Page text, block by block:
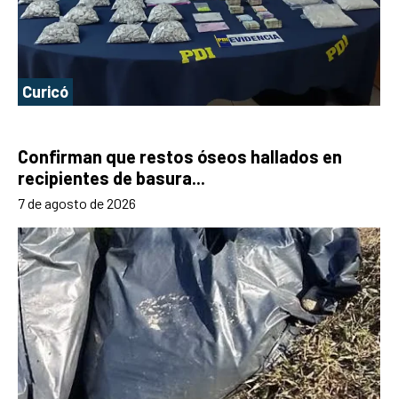
Curicó
Confirman que restos óseos hallados en
recipientes de basura...
7 de agosto de 2026